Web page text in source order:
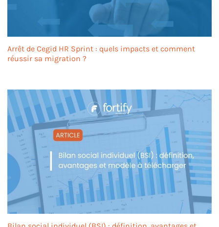
Arrêt de Cegid HR Sprint : quels impacts et comment
réussir sa migration ?